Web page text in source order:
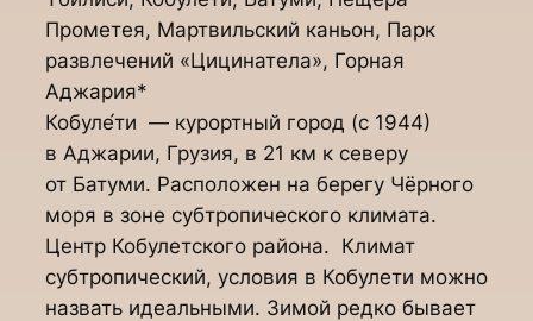
Прометея, Мартвильский каньон, Парк
развлечений «Цицинатела», Горная
Аджария*
Кобуле́ти — курортный город (с 1944)
в Аджарии, Грузия, в 21 км к северу
от Батуми. Расположен на берегу Чёрного
моря в зоне субтропического климата.
Центр Кобулетского района. Климат
субтропический, условия в Кобулети можно
назвать идеальными. Зимой редко бывает